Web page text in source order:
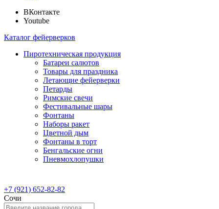
ВКонтакте
Youtube
Каталог фейерверков
Пиротехническая продукция
Батареи салютов
Товары для праздника
Летающие фейерверки
Петарды
Римские свечи
Фестивальные шары
Фонтаны
Наборы ракет
Цветной дым
Фонтаны в торт
Бенгальские огни
Пневмохлопушки
+7 (921) 652-82-82
Сочи